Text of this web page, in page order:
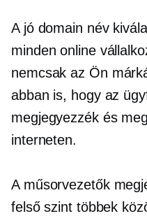
A jó domain név
minden online
nemcsak az Ön
abban is, hogy az
megjegyezzék és
interneten.
A műsorvezetők
felső szinttöbbek